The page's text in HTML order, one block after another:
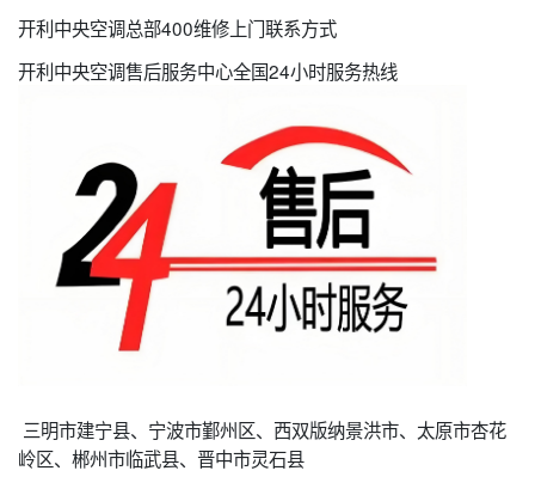
开利中央空调总部400维修上门联系方式
开利中央空调售后服务中心全国24小时服务热线
三明市建宁县、宁波市鄞州区、西双版纳景洪市、太原市杏花
岭区、郴州市临武县、晋中市灵石县